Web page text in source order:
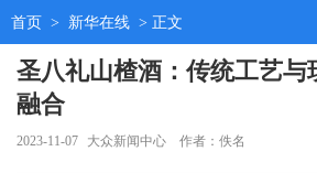
首页 > 新华在线 > 正文
圣八礼山楂酒：传统工艺与
融合
2023-11-07 大众新闻中心 作者：佚名